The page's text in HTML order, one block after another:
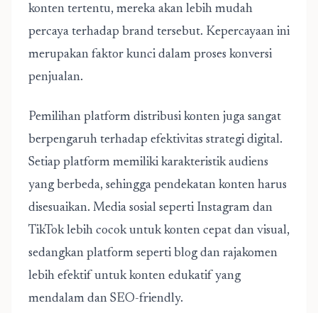
konten tertentu, mereka akan lebih mudah
percaya terhadap brand tersebut. Kepercayaan ini
merupakan faktor kunci dalam proses konversi
penjualan.
Pemilihan platform distribusi konten juga sangat
berpengaruh terhadap efektivitas strategi digital.
Setiap platform memiliki karakteristik audiens
yang berbeda, sehingga pendekatan konten harus
disesuaikan. Media sosial seperti Instagram dan
TikTok lebih cocok untuk konten cepat dan visual,
sedangkan platform seperti blog dan rajakomen
lebih efektif untuk konten edukatif yang
mendalam dan SEO-friendly.